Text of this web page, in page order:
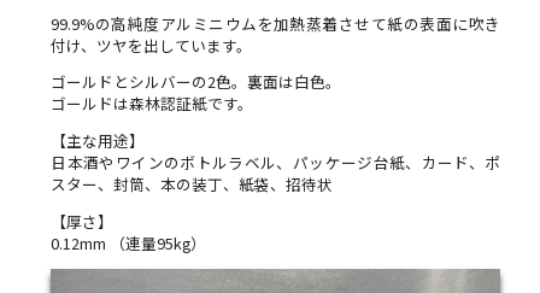
99.9%の高純度アルミニウムを加熱蒸着させて紙の表面に吹き
付け、ツヤを出しています。
ゴールドとシルバーの2色。裏面は白色。
ゴールドは森林認証紙です。
【主な用途】
日本酒やワインのボトルラベル、パッケージ台紙、カード、ポ
スター、封筒、本の装丁、紙袋、招待状
【厚さ】
0.12mm （連量95kg）